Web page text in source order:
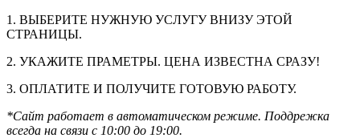
1. ВЫБЕРИТЕ НУЖНУЮ УСЛУГУ ВНИЗУ ЭТОЙ
СТРАНИЦЫ.
2. УКАЖИТЕ ПРАМЕТРЫ. ЦЕНА ИЗВЕСТНА СРАЗУ!
3. ОПЛАТИТЕ И ПОЛУЧИТЕ ГОТОВУЮ РАБОТУ.
*Сайт работает в автоматическом режиме. Поддрежка
всегда на связи с 10:00 до 19:00.